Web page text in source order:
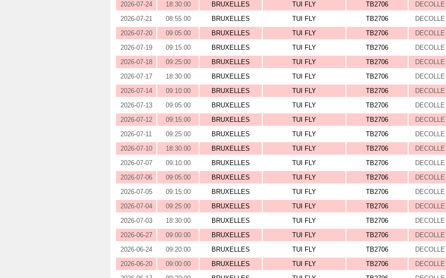
2026-07-24
18:30:00 BRUXELLES TUI FLY TB2706
2026-07-21
08:55:00 BRUXELLES TUI FLY TB2706
2026-07-20
09:05:00 BRUXELLES TUI FLY TB2706
2026-07-19
09:15:00 BRUXELLES TUI FLY TB2706
2026-07-18
09:25:00 BRUXELLES TUI FLY TB2706
2026-07-17
18:30:00 BRUXELLES TUI FLY TB2706
2026-07-14
09:10:00 BRUXELLES TUI FLY TB2706
2026-07-13
09:05:00 BRUXELLES TUI FLY TB2706
2026-07-12
09:15:00 BRUXELLES TUI FLY TB2706
2026-07-11
09:25:00 BRUXELLES TUI FLY TB2706
2026-07-10
18:30:00 BRUXELLES TUI FLY TB2706
2026-07-07
09:10:00 BRUXELLES TUI FLY TB2706
2026-07-06
09:05:00 BRUXELLES TUI FLY TB2706
2026-07-05
09:15:00 BRUXELLES TUI FLY TB2706
2026-07-04
09:25:00 BRUXELLES TUI FLY TB2706
2026-07-03
18:30:00 BRUXELLES TUI FLY TB2706
2026-06-27
09:00:00 BRUXELLES TUI FLY TB2706
2026-06-24
09:20:00 BRUXELLES TUI FLY TB2706
2026-06-20
09:00:00 BRUXELLES TUI FLY TB2706